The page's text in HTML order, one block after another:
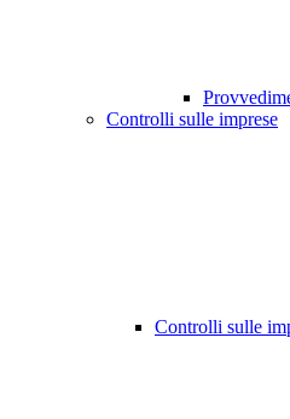
Controlli sulle imprese
Controlli sulle